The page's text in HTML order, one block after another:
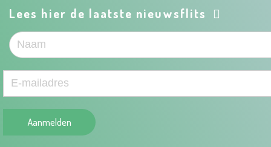
Lees hier de laatste nieuwsflits
Aanmelden